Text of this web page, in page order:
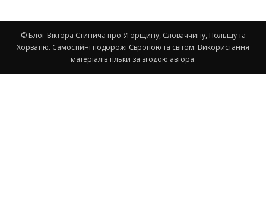
© Блог Віктора Стинича про Угорщину, Словаччину, Польщу та
Хорватію. Самостійні подорожі Європою та світом. Використання
матеріалів тільки за згодою автора.